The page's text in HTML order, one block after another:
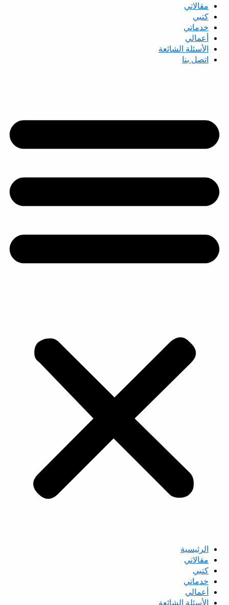
مقالاتي
كتبي
خدماتي
أعمالي
الأسئلة الشائعة
اتصل بنا
الرئيسية
مقالاتي
كتبي
خدماتي
أعمالي
الأسئلة الشائعة